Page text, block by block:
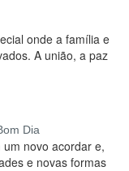
onde a família e
A união, a paz
Dia
novo acordar e,
e novas formas